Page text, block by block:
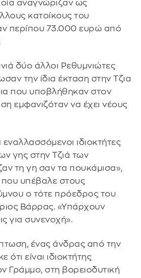
αναγνώριζαν ως
κατοίκους του
περίπου 73.000 ευρώ από
δύο άλλοι Ρεθυμνιώτες
την ίδια έκταση στην Τζια
που υποβλήθηκαν στον
εμφανιζόταν να έχει νέους
εναλλασσόμενοι ιδιοκτήτες
γης στην Τζιά των
τη γη σαν τα πουκάμισα»,
υπέβαλε στους
ο τότε πρόεδρος του
Βάρρας. «Υπάρχουν
για συνενοχή».
ένας άνδρας από την
ότι είναι ιδιοκτήτης
Γράμμο, στη βορειοδυτική